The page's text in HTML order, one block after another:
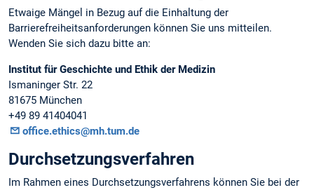
Etwaige Mängel in Bezug auf die Einhaltung der
Barrierefreiheitsanforderungen können Sie uns mitteilen.
Wenden Sie sich dazu bitte an:
Institut für Geschichte und Ethik der Medizin
Ismaninger Str. 22
81675 München
+49 89 41404041
office.ethics@mh.tum.de
Durchsetzungsverfahren
Im Rahmen eines Durchsetzungsverfahrens können Sie bei der